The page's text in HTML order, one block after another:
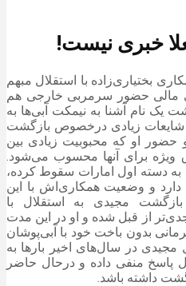
خبری نیست!
بختیاری‌زاده با استقلال مبهم
مالی حضور سرمربی خارجی هم
یک نام آشنا به نیمکت آبی‌ها به
زیادی درخصوص بازگشت
او که محبوبیت زیادی بین
ویژه برای آنها محسوب می‌شود.
به دسته اول امارات سقوط کرده،
دارد و وضعیت همکاری‌اش با این
مجیدی به استقلال با
از قبل شده و او در این مدت
بدون باخت خود با آبی‌پوشان
مجیدی در سال‌های اخیر بار‌ها به
پاسخ منفی داده و درحال حاضر
داشته باشد.